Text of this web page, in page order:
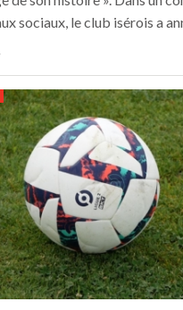
sociaux, le club isérois a